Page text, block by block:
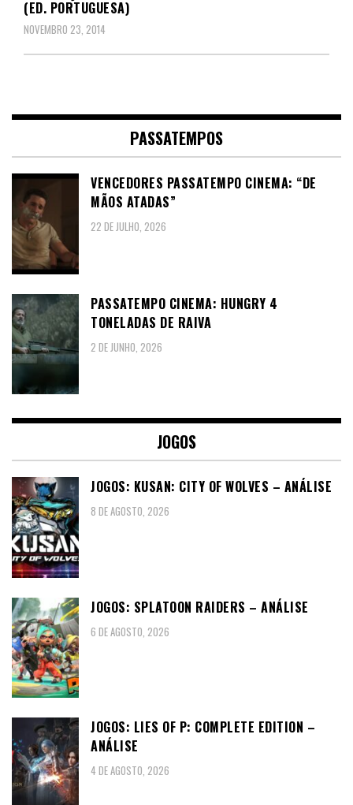
(ED. PORTUGUESA)
NOVEMBRO 23, 2014
PASSATEMPOS
VENCEDORES PASSATEMPO CINEMA: “DE
MÃOS ATADAS”
22 DE JULHO, 2026
PASSATEMPO CINEMA: HUNGRY 4
TONELADAS DE RAIVA
2 DE JUNHO, 2026
JOGOS
JOGOS: KUSAN: CITY OF WOLVES – ANÁLISE
8 DE AGOSTO, 2026
JOGOS: SPLATOON RAIDERS – ANÁLISE
6 DE AGOSTO, 2026
JOGOS: LIES OF P: COMPLETE EDITION –
ANÁLISE
4 DE AGOSTO, 2026